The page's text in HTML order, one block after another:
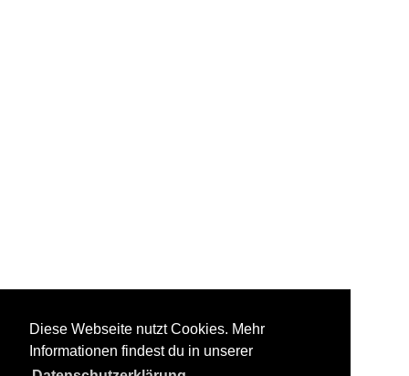
Diese Webseite nutzt Cookies. Mehr
Informationen findest du in unserer